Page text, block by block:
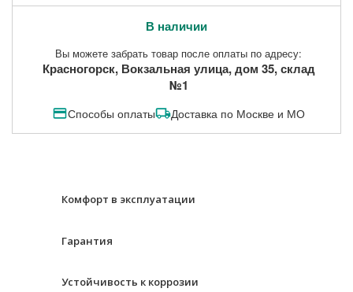
В наличии
Вы можете забрать товар после оплаты по адресу:
Красногорск, Вокзальная улица, дом 35, склад
№1
Способы оплаты Доставка по Москве и МО
Комфорт в эксплуатации
Гарантия
Устойчивость к коррозии